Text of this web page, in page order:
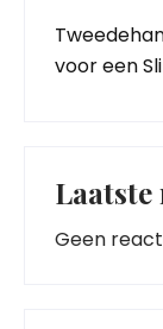
voor een
Laatste
Geen